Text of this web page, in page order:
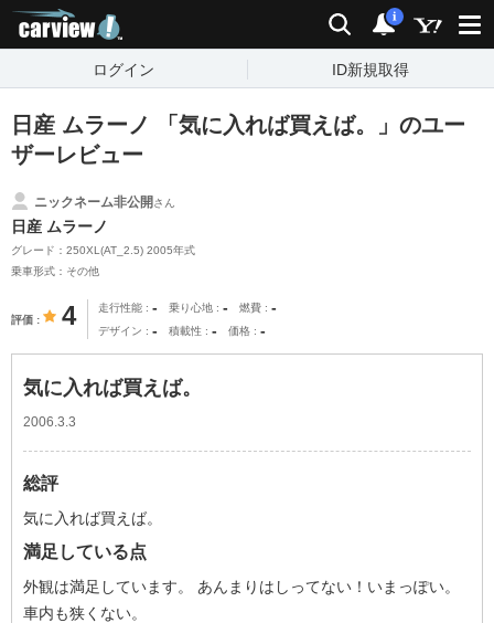
検索 通知
i
ログイン ID新規取得
日産 ムラーノ 「気に入れば買えば。」のユー
ザーレビュー
ニックネーム非公開さん
日産 ムラーノ
グレード：250XL(AT_2.5) 2005年式
乗車形式：その他
評価 4 走行性能 - 乗り心地 - 燃費 -
デザイン - 積載性 - 価格 -
気に入れば買えば。
2006.3.3
総評
気に入れば買えば。
満足している点
外観は満足しています。 あんまりはしってない！いまっぽい。
車内も狭くない。